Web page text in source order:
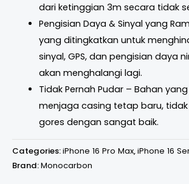
dari ketinggian 3m secara tidak
Pengisian Daya & Sinyal yang
yang ditingkatkan untuk
sinyal, GPS, dan pengisian daya
akan menghalangi lagi.
Tidak Pernah Pudar – Bahan
menjaga casing tetap baru,
gores dengan sangat baik.
Categories:iPhone 16 Pro Max,iPhone 16
Brand:Monocarbon